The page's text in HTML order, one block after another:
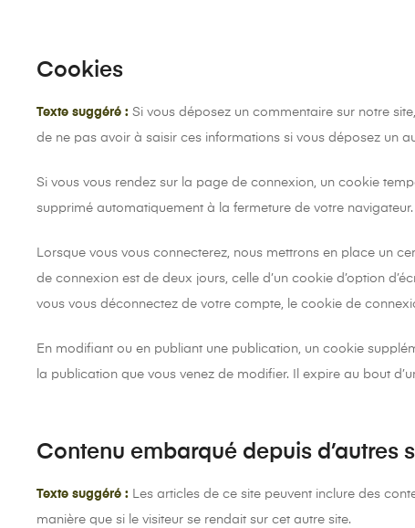
Cookies
Texte suggéré : Si vous déposez un commentaire sur notre
de ne pas avoir à saisir ces informations si vous déposez un
Si vous vous rendez sur la page de connexion, un cookie
supprimé automatiquement à la fermeture de votre navigateur.
Lorsque vous vous connecterez, nous mettrons en place un
de connexion est de deux jours, celle d’un cookie d’option
vous vous déconnectez de votre compte, le cookie de
En modifiant ou en publiant une publication, un cookie
la publication que vous venez de modifier. Il expire au bout
Contenu embarqué depuis d’autres
Texte suggéré :
Les articles de ce site peuvent inclure des
manière que si le visiteur se rendait sur cet autre site.